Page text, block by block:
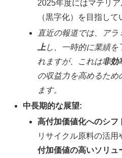
2025年度にはマテリ
（黒字化）を目指して
直近の報道では、アラ
上し、一時的に業績を
れますが、これは非効
の収益力を高めるため
ます。
中長期的な展望:
高付加価値化へのシフ
リサイクル原料の活用
付加価値の高いソリュ